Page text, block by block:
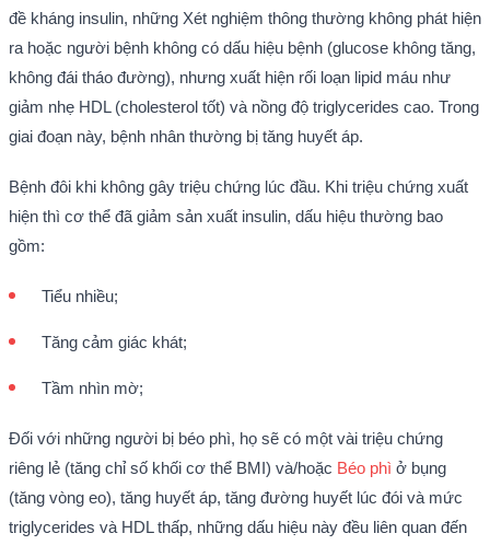
đề kháng insulin, những Xét nghiệm thông thường không phát hiện
ra hoặc người bệnh không có dấu hiệu bệnh (glucose không tăng,
không đái tháo đường), nhưng xuất hiện rối loạn lipid máu như
giảm nhẹ HDL (cholesterol tốt) và nồng độ triglycerides cao. Trong
giai đoạn này, bệnh nhân thường bị tăng huyết áp.
Bệnh đôi khi không gây triệu chứng lúc đầu. Khi triệu chứng xuất
hiện thì cơ thể đã giảm sản xuất insulin, dấu hiệu thường bao
gồm:
Tiểu nhiều;
Tăng cảm giác khát;
Tầm nhìn mờ;
Đối với những người bị béo phì, họ sẽ có một vài triệu chứng
riêng lẻ (tăng chỉ số khối cơ thể BMI) và/hoặc Béo phì ở bụng
(tăng vòng eo), tăng huyết áp, tăng đường huyết lúc đói và mức
triglycerides và HDL thấp, những dấu hiệu này đều liên quan đến